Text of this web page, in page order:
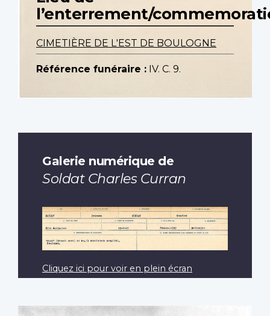
l’enterrement/
CIMETIÈRE DE L'EST DE BOULOGNE
Référence funéraire : IV. C. 9.
Galerie numérique de
Soldat Charles Curran
Cliquez ici pour voir en plein écran